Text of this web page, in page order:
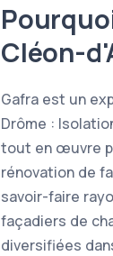
Cléon-
Gafra est un
Drôme :
tout en œuvre
rénovation de
savoir-faire
façadiers de
diversifiées